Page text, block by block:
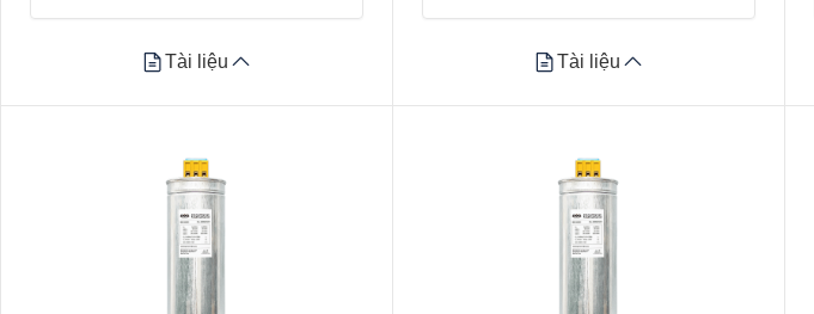
Tài liệu Tài liệu